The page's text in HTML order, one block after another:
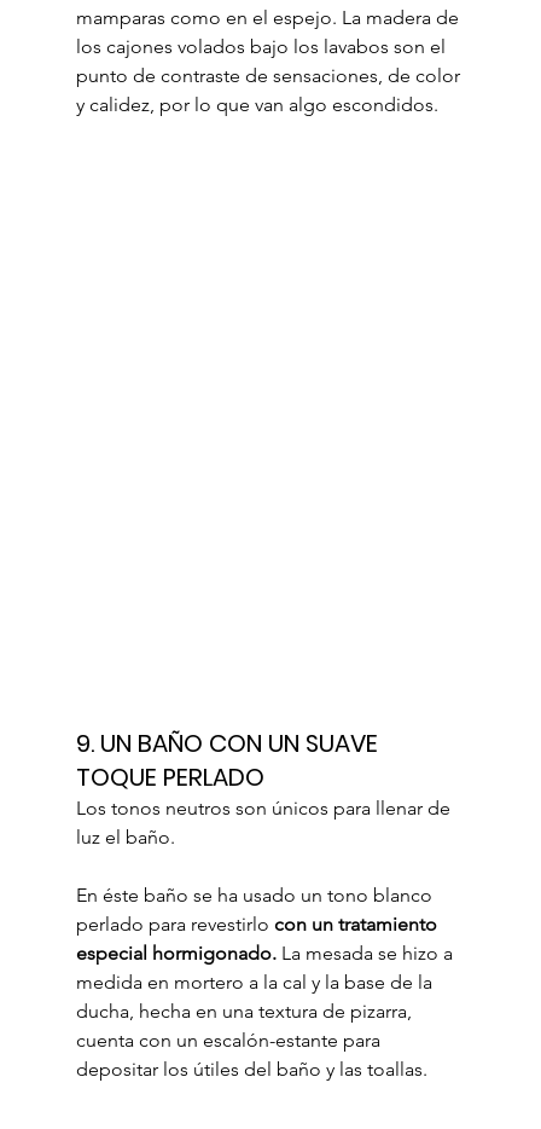
mamparas como en el espejo. La madera de
los cajones volados bajo los lavabos son el
punto de contraste de sensaciones, de color
y calidez, por lo que van algo escondidos.
9. UN BAÑO CON UN SUAVE
TOQUE PERLADO
Los tonos neutros son únicos para llenar de
luz el baño.
En éste baño se ha usado un tono blanco
perlado para revestirlo con un tratamiento
especial hormigonado. La mesada se hizo a
medida en mortero a la cal y la base de la
ducha, hecha en una textura de pizarra,
cuenta con un escalón-estante para
depositar los útiles del baño y las toallas.